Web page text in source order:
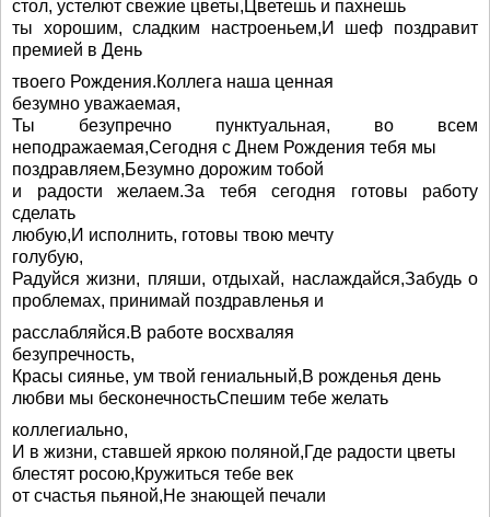
стол, устелют свежие цветы,Цветешь и пахнешь
ты хорошим, сладким настроеньем,И шеф поздравит
премией в День
твоего Рождения.Коллега наша ценная
безумно уважаемая,
Ты безупречно пунктуальная, во всем
неподражаемая,Сегодня с Днем Рождения тебя мы
поздравляем,Безумно дорожим тобой
и радости желаем.За тебя сегодня готовы работу
сделать
любую,И исполнить, готовы твою мечту
голубую,
Радуйся жизни, пляши, отдыхай, наслаждайся,Забудь о
проблемах, принимай поздравленья и
расслабляйся.В работе восхваляя
безупречность,
Красы сиянье, ум твой гениальный,В рожденья день
любви мы бесконечностьСпешим тебе желать
коллегиально,
И в жизни, ставшей яркою поляной,Где радости цветы
блестят росою,Кружиться тебе век
от счастья пьяной,Не знающей печали